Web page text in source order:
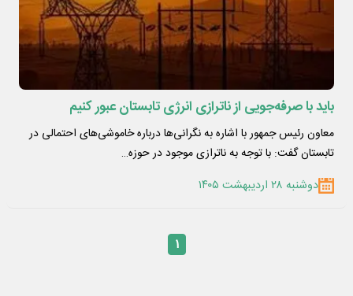
باید با صرفه‌جویی از ناترازی انرژی تابستان عبور کنیم
معاون رئیس جمهور با اشاره به نگرانی‌ها درباره خاموشی‌های احتمالی در
تابستان گفت: با توجه به ناترازی موجود در حوزه…
دوشنبه ۲۸ اردیبهشت ۱۴۰۵
۱